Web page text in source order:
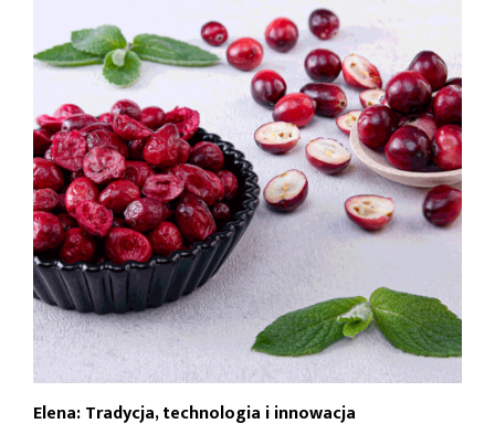
Elena: Tradycja, technologia i innowacja